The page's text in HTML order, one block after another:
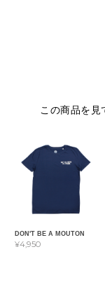
この商品を見
DON'T BE A MOUTON
¥4,950